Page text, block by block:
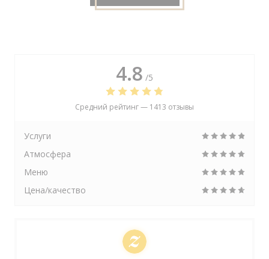
4.8 /5
Средний рейтинг — 1413 отзывы
Услуги
Атмосфера
Меню
Цена/качество